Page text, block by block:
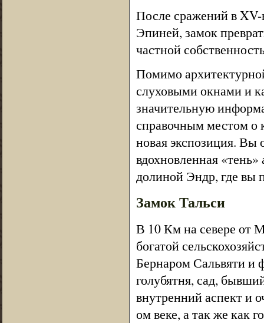
После сражений в
Эпиней, замок
частной
Помимо
слуховыми окнами и
значительную
справочным местом о
новая экспозиция. Вы
вдохновленная
долиной Эндр, где вы
Замок Тальси
В 10 Км на севере от
богатой
Бернаром Сальвяти и
голубятня, сад,
внутренний аспект и
ом веке, а так же как